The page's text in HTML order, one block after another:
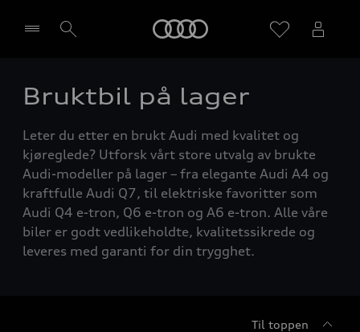
Velg forhandler
Bruktbil på lager
Leter du etter en brukt Audi med kvalitet og
kjøreglede? Utforsk vårt store utvalg av brukte
Audi-modeller på lager – fra elegante Audi A4 og
kraftfulle Audi Q7, til elektriske favoritter som
Audi Q4 e-tron, Q6 e-tron og A6 e-tron. Alle våre
biler er godt vedlikeholdte, kvalitetssikrede og
leveres med garanti for din trygghet.
Til toppen